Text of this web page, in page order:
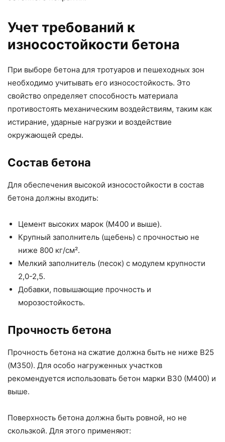
Учет требований к
износостойкости бетона
При выборе бетона для тротуаров и пешеходных зон
необходимо учитывать его износостойкость. Это
свойство определяет способность материала
противостоять механическим воздействиям, таким как
истирание, ударные нагрузки и воздействие
окружающей среды.
Состав бетона
Для обеспечения высокой износостойкости в состав
бетона должны входить:
Цемент высоких марок (М400 и выше).
Крупный заполнитель (щебень) с прочностью не
ниже 800 кг/см².
Мелкий заполнитель (песок) с модулем крупности
2,0-2,5.
Добавки, повышающие прочность и
морозостойкость.
Прочность бетона
Прочность бетона на сжатие должна быть не ниже В25
(М350). Для особо нагруженных участков
рекомендуется использовать бетон марки В30 (М400) и
выше.
Поверхность бетона должна быть ровной, но не
скользкой. Для этого применяют: